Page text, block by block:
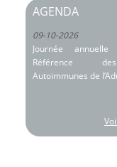
AGENDA
09-10-2026
Journée
Référence
Autoimmunes de